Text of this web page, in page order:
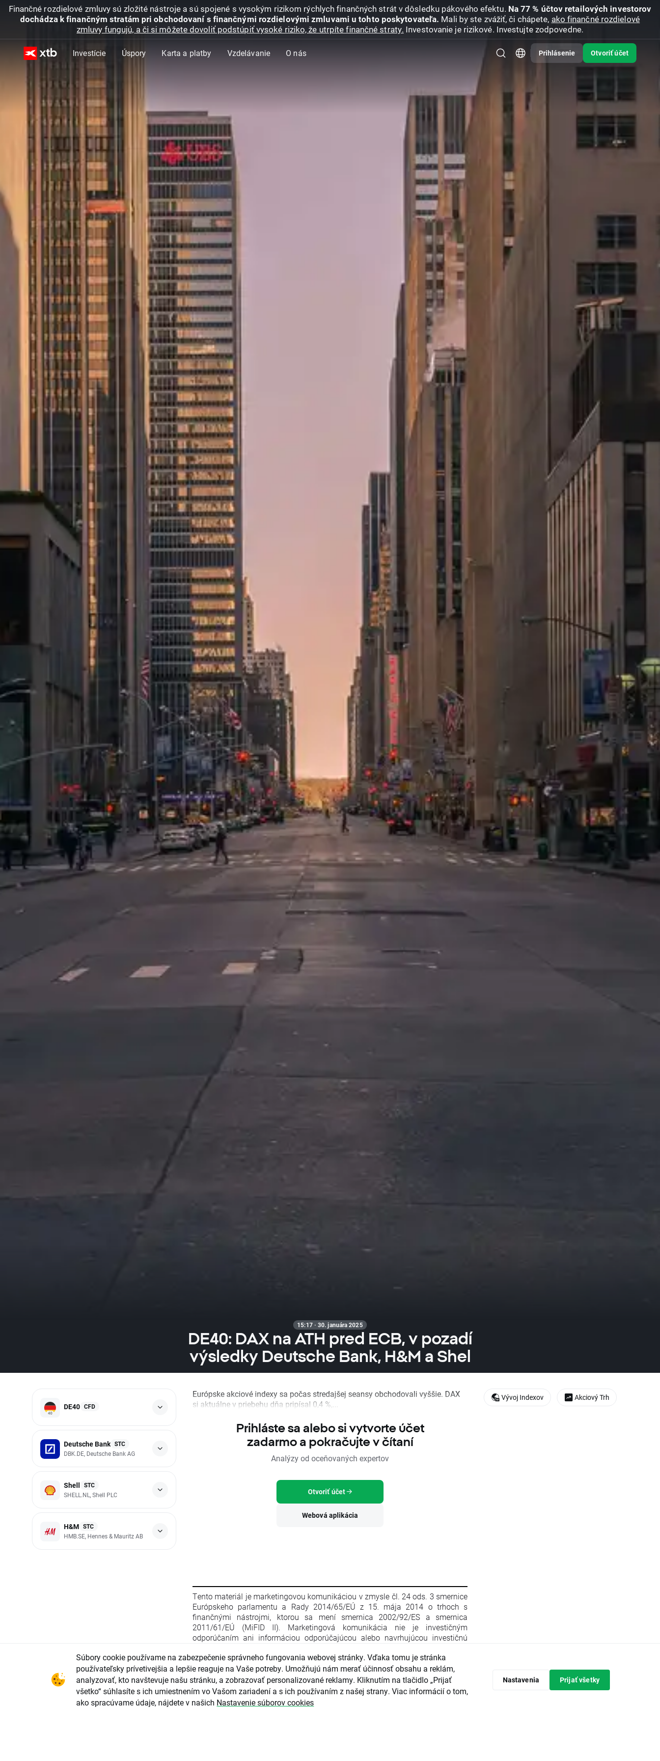
Finančné rozdielové zmluvy sú zložité nástroje a sú spojené s vysokým rizikom rýchlych finančných strát v dôsledku pákového efektu. Na 77 % účtov retailových investorov
dochádza k finančným stratám pri obchodovaní s finančnými rozdielovými zmluvami u tohto poskytovateľa. Mali by ste zvážiť, či chápete, ako finančné rozdielové
zmluvy fungujú, a či si môžete dovoliť podstúpiť vysoké riziko, že utrpíte finančné straty. Investovanie je rizikové. Investujte zodpovedne.
Investície Úspory Karta a platby Vzdelávanie O nás Prihlásenie Otvoriť účet
15:17 · 30. januára 2025
DE40: DAX na ATH pred ECB, v pozadí
výsledky Deutsche Bank, H&M a Shel
DE40 CFD
Deutsche Bank STC
DBK.DE, Deutsche Bank AG
Shell STC
SHELL.NL, Shell PLC
H&M STC
HMB.SE, Hennes & Mauritz AB
Európske akciové indexy sa počas stredajšej seansy obchodovali vyššie. DAX
si aktuálne v priebehu dňa pripísal 0,4 %,...
Prihláste sa alebo si vytvorte účet
zadarmo a pokračujte v čítaní
Analýzy od oceňovaných expertov
Otvoriť účet
Webová aplikácia
Tento materiál je marketingovou komunikáciou v zmysle čl. 24 ods. 3 smernice
Európskeho parlamentu a Rady 2014/65/EÚ z 15. mája 2014 o trhoch s
finančnými nástrojmi, ktorou sa mení smernica 2002/92/ES a smernica
2011/61/EÚ (MiFID II). Marketingová komunikácia nie je investičným
odporúčaním ani informáciou odporúčajúcou alebo navrhujúcou investičnú
zo 16. apríla 2014 o zneužívaní trhu (nariadenie o zneužívaní trhu) a o zrušení
smernice Európskeho parlamentu a Rady 2003/6/ES a smerníc Komisie
2003/124/ES, 2003/125/ES a 2004/72/ES a delegovaného nariadenia Komisie
(EÚ) 2016/958 z 9. marca 2016, ktorým sa dopĺňa nariadenie Európskeho
parlamentu a Rady (EÚ) č. 596/2014, pokiaľ ide o regulačné technické predpisy
upravujúce technické opatrenia na objektívnu prezentáciu investičných
Vývoj Indexov Akciový Trh
Súbory cookie používame na zabezpečenie správneho fungovania webovej stránky. Vďaka tomu je stránka
používateľsky prívetivejšia a lepšie reaguje na Vaše potreby. Umožňujú nám merať účinnosť obsahu a reklám,
analyzovať, kto navštevuje našu stránku, a zobrazovať personalizované reklamy. Kliknutím na tlačidlo „Prijať
všetko“ súhlasíte s ich umiestnením vo Vašom zariadení a s ich používaním z našej strany. Viac informácií o tom,
ako spracúvame údaje, nájdete v našich Nastavenie súborov cookies
Nastavenia Prijať všetky